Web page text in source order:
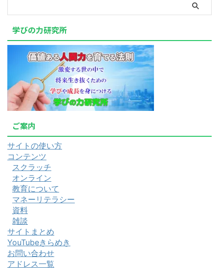
学びの力研究所
ご案内
サイトの使い方
コンテンツ
スクラッチ
オンライン
教育について
マネーリテラシー
資料
雑談
サイトまとめ
YouTubeきらめき
お問い合わせ
アドレス一覧